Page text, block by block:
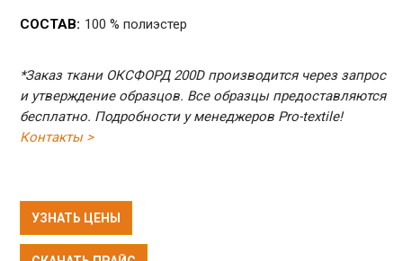
СОСТАВ: 100 % полиэстер
*Заказ ткани ОКСФОРД 200D производится через запрос
и утверждение образцов. Все образцы предоставляются
бесплатно. Подробности у менеджеров Pro-textile!
Контакты >
УЗНАТЬ ЦЕНЫ